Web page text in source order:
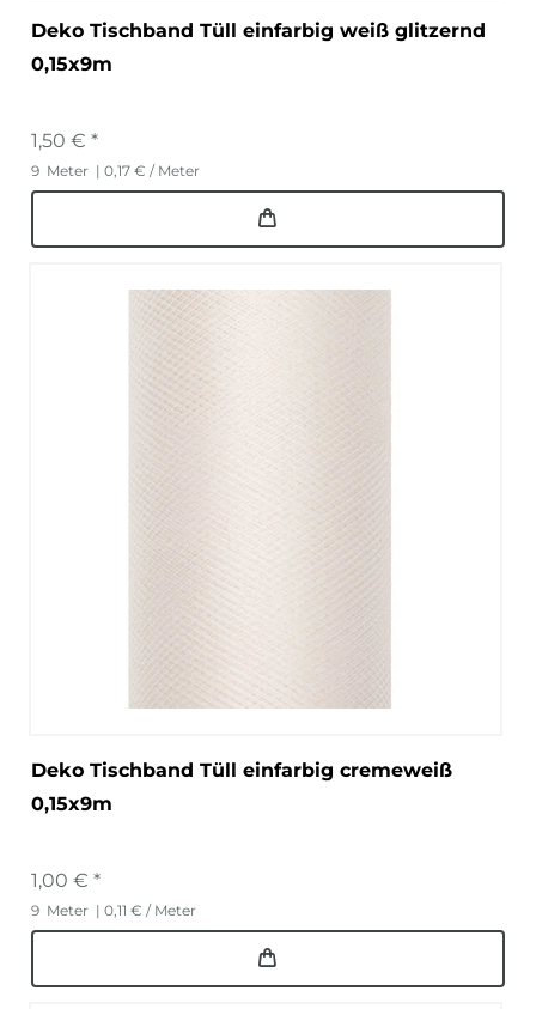
Deko Tischband Tüll einfarbig weiß glitzernd
0,15x9m
1,50 € *
9 Meter | 0,17 € / Meter
Deko Tischband Tüll einfarbig cremeweiß
0,15x9m
1,00 € *
9 Meter | 0,11 € / Meter